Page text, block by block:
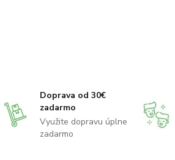
Doprava od 30€
zadarmo
Využite dopravu úplne
zadarmo